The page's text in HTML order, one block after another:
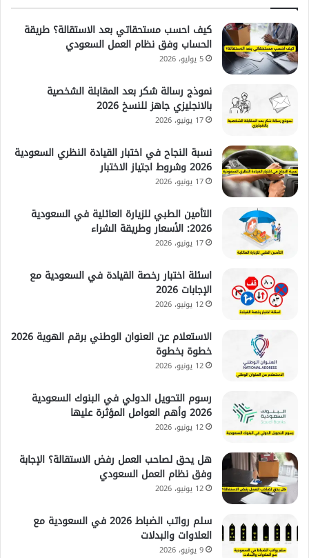
كيف احسب مستحقاتي بعد الاستقالة؟ طريقة
الحساب وفق نظام العمل السعودي
5 يوليو، 2026
نموذج رسالة شكر بعد المقابلة الشخصية
بالانجليزي جاهز للنسخ 2026
17 يونيو، 2026
نسبة النجاح في اختبار القيادة النظري السعودية
2026 وشروط اجتياز الاختبار
17 يونيو، 2026
التأمين الطبي للزيارة العائلية في السعودية
2026: الأسعار وطريقة الشراء
17 يونيو، 2026
اسئلة اختبار رخصة القيادة في السعودية مع
الإجابات 2026
12 يونيو، 2026
الاستعلام عن العنوان الوطني برقم الهوية 2026
خطوة بخطوة
12 يونيو، 2026
رسوم التحويل الدولي في البنوك السعودية
2026 وأهم العوامل المؤثرة عليها
12 يونيو، 2026
هل يحق لصاحب العمل رفض الاستقالة؟ الإجابة
وفق نظام العمل السعودي
12 يونيو، 2026
سلم رواتب الضباط 2026 في السعودية مع
العلاوات والبدلات
9 يونيو، 2026